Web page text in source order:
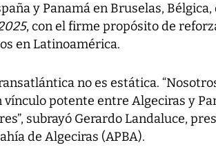
y Panamá en Bruselas,
, con el firme propósito de
en Latinoamérica.
no es estática.
vínculo potente entre Algeciras y
subrayó Gerardo Landaluce,
de Algeciras (APBA).